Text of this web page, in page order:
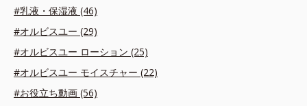
#乳液・保湿液 (46)
#オルビスユー (29)
#オルビスユー ローション (25)
#オルビスユー モイスチャー (22)
#お役立ち動画 (56)